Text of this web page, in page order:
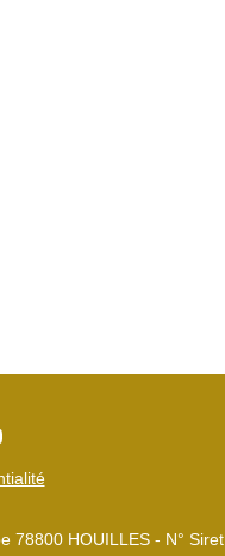
78800 HOUILLES - N° Siret